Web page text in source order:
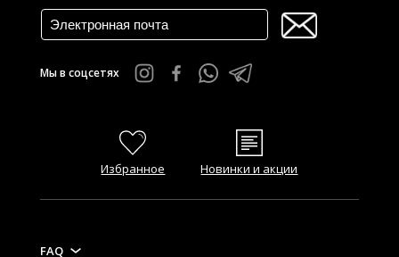
Мы в соцсетях
Избранное Новинки и акции
FAQ